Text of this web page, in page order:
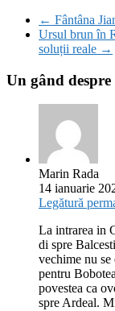
← Fântâna
Ursul brun în
soluții reale →
Un gând despre
Marin Rada
14 ianuarie
Legătură
La intrarea in
di spre
vechime nu se
pentru
povestea ca
spre Ardeal.